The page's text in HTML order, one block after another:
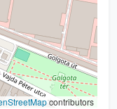
contributors